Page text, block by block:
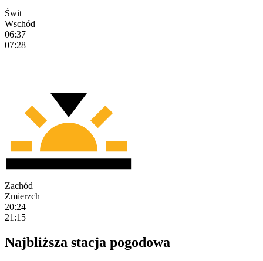
Świt
Wschód
06:37
07:28
Zachód
Zmierzch
20:24
21:15
Najbliższa stacja pogodowa